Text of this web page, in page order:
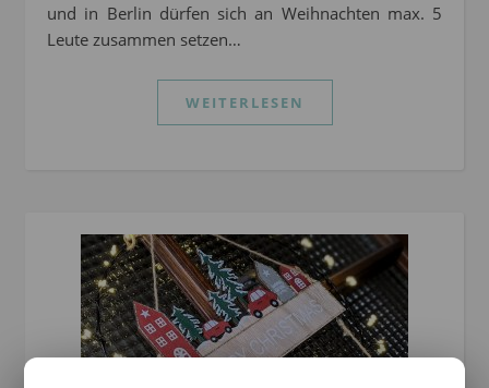
und in Berlin dürfen sich an Weihnachten max. 5
Leute zusammen setzen…
WEITERLESEN